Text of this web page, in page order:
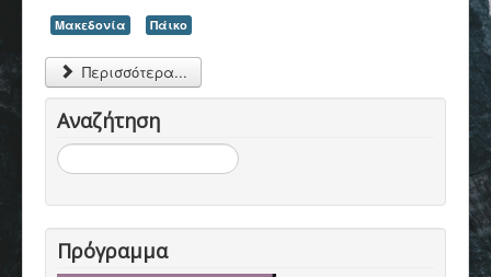
Μακεδονία Πάικο
Περισσότερα...
Αναζήτηση
Αναζήτηση...
Πρόγραμμα